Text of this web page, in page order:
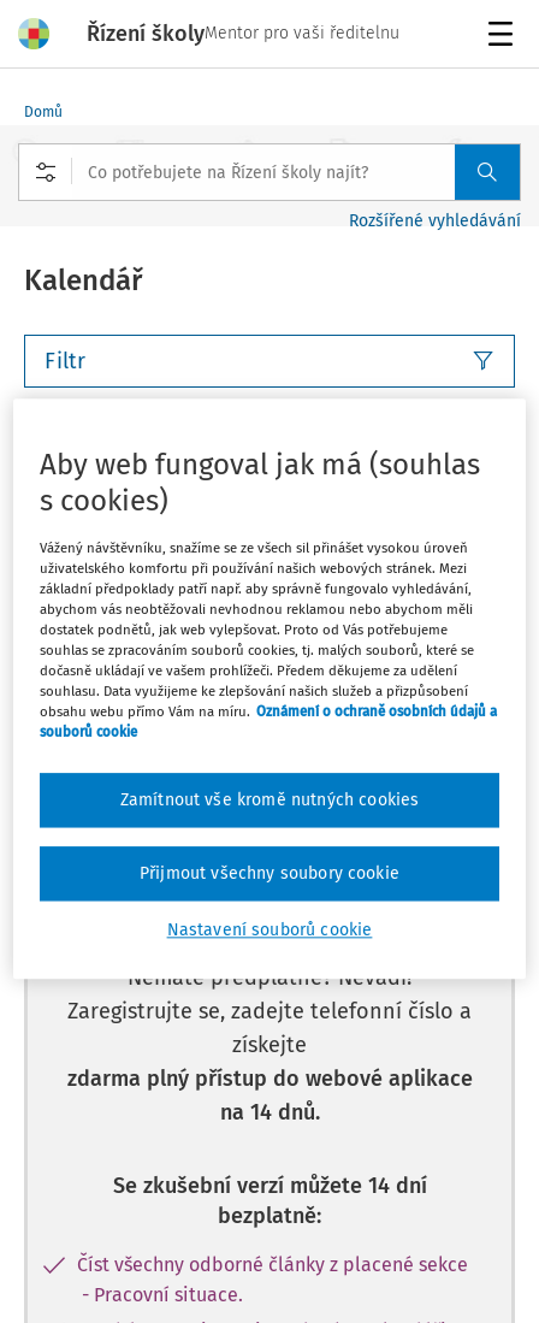
Řízení školyMentor pro vaši ředitelnu
Domů
Rozšířené vyhledávání
Kalendář
Filtr
Vlastní rozsah
Po
1 LEGISLATIVNÍ ZMĚNY
Sociální pedagog
Můj plán
Tento dokument je jen pro
předplatitele.
Nemáte předplatné? Nevadí!
Zaregistrujte se, zadejte telefonní číslo a
získejte
zdarma plný přístup do webové aplikace
na 14 dnů.
Se zkušební verzí můžete 14 dní
bezplatně:
Číst všechny odborné články z placené sekce
- Pracovní situace.
Aby web fungoval jak má (souhlas
s cookies)
Vážený návštěvníku, snažíme se ze všech sil přinášet vysokou úroveň
uživatelského komfortu při používání našich webových stránek. Mezi
základní předpoklady patří např. aby správně fungovalo vyhledávání,
abychom vás neobtěžovali nevhodnou reklamou nebo abychom měli
dostatek podnětů, jak web vylepšovat. Proto od Vás potřebujeme
souhlas se zpracováním souborů cookies, tj. malých souborů, které se
dočasně ukládají ve vašem prohlížeči. Předem děkujeme za udělení
souhlasu. Data využijeme ke zlepšování našich služeb a přizpůsobení
obsahu webu přímo Vám na míru. Oznámení o ochraně osobních údajů a
souborů cookie
Nastavení souborů cookie
Zamítnout vše kromě nutných cookies
Přijmout všechny soubory cookie